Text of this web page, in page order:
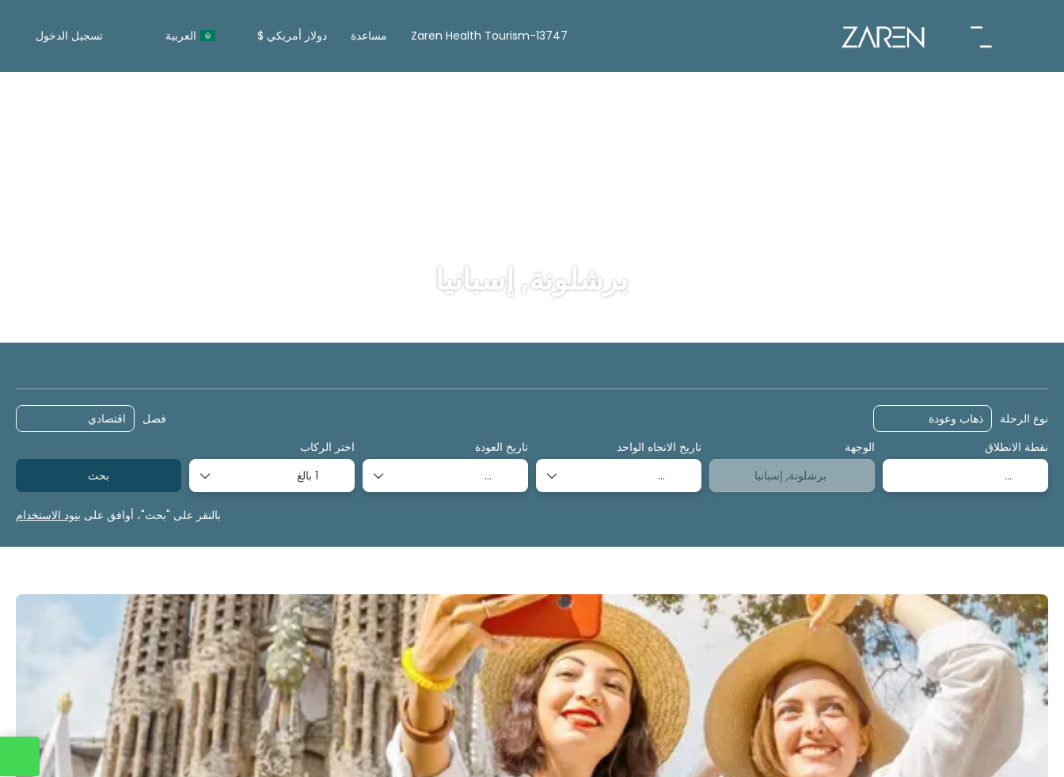
Zaren Health Tourism-13747 مساعدة دولار أمريكي $ العربية تسجيل الدخول
برشلونة, إسبانيا
نوع الرحلة
فصل
نقطة الانطلاق
الوجهة تاريخ الاتجاه الواحد تاريخ العودة
اختر الركاب
1 بالغ
بحث
بالنقر على "بحث"، أوافق على بنود الاستخدام
اتصل بنا